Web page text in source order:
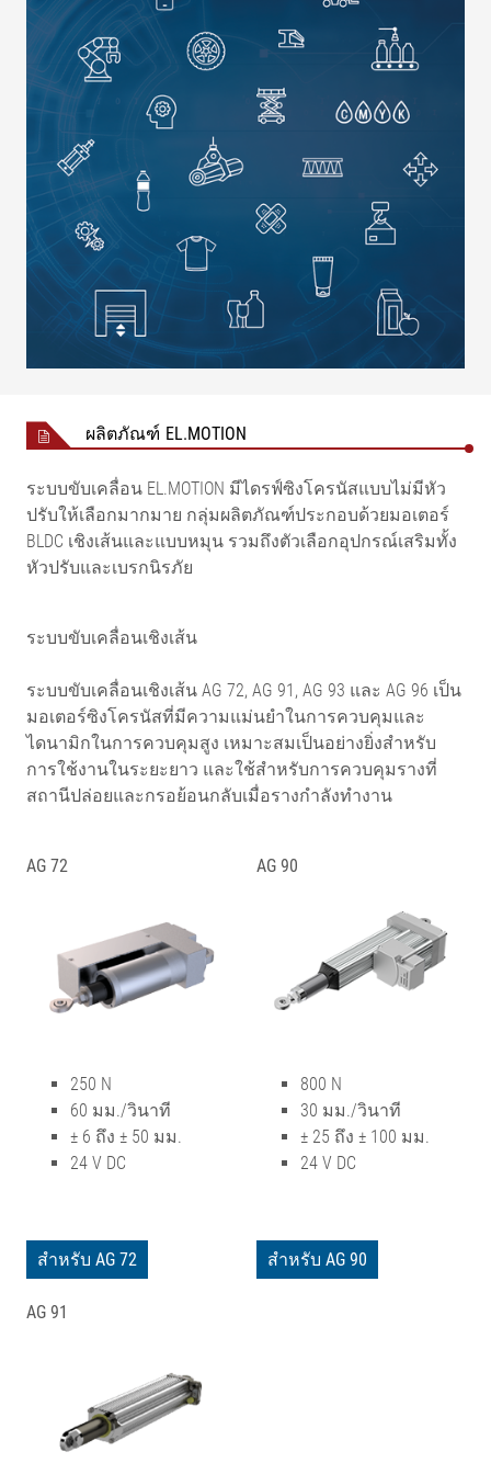
ผลิตภัณฑ์ EL.MOTION
ระบบขับเคลื่อน EL.MOTION มีไดรฟ์ซิงโครนัสแบบไม่มีหัว
ปรับให้เลือกมากมาย กลุ่มผลิตภัณฑ์ประกอบด้วยมอเตอร์
BLDC เชิงเส้นและแบบหมุน รวมถึงตัวเลือกอุปกรณ์เสริมทั้ง
หัวปรับและเบรกนิรภัย
ระบบขับเคลื่อนเชิงเส้น
ระบบขับเคลื่อนเชิงเส้น AG 72, AG 91, AG 93 และ AG 96 เป็น
มอเตอร์ซิงโครนัสที่มีความแม่นยำในการควบคุมและ
ไดนามิกในการควบคุมสูง เหมาะสมเป็นอย่างยิ่งสำหรับ
การใช้งานในระยะยาว และใช้สำหรับการควบคุมรางที่
สถานีปล่อยและกรอย้อนกลับเมื่อรางกำลังทำงาน
AG 72
250 N
60 มม./วินาที
± 6 ถึง ± 50 มม.
24 V DC
สำหรับ AG 72
AG 90
800 N
30 มม./วินาที
± 25 ถึง ± 100 มม.
24 V DC
สำหรับ AG 90
AG 91